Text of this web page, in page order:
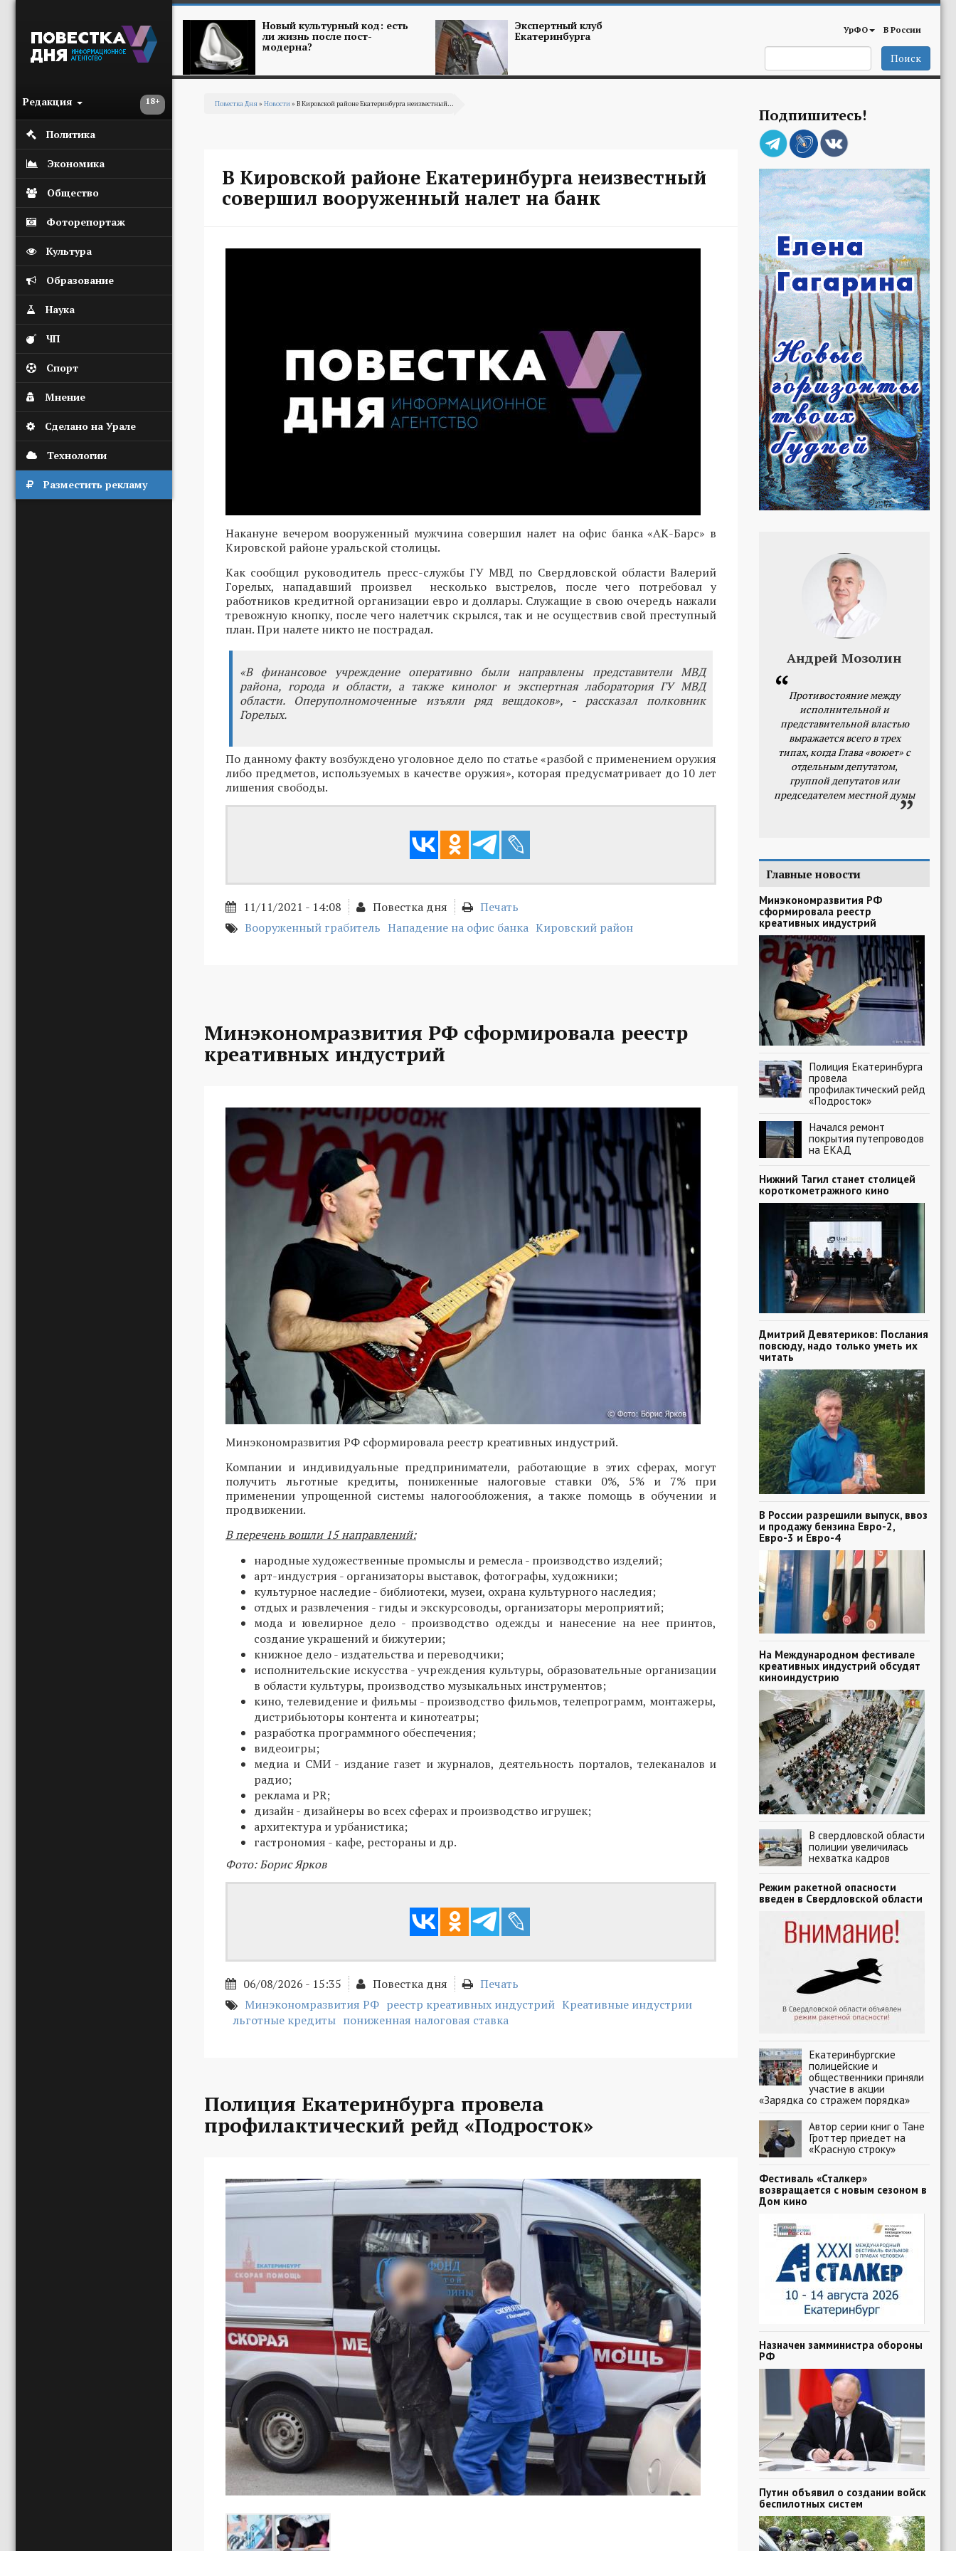
18+
Редакция
Политика
Экономика
Общество
Фоторепортаж
Культура
Образование
Наука
ЧП
Спорт
Мнение
Сделано на Урале
Технологии
Разместить рекламу
Новый культурный код: есть
ли жизнь после пост-
модерна?
Экспертный клуб
Екатеринбурга УрФО В России
Поиск
Повестка Дня» Новости» В Кировской районе Екатеринбурга неизвестный...
В Кировской районе Екатеринбурга неизвестный
совершил вооруженный налет на банк
Накануне вечером вооруженный мужчина совершил налет на офис банка «АК-Барс» в
Кировской районе уральской столицы.
Как сообщил руководитель пресс-службы ГУ МВД по Свердловской области Валерий
Горелых, нападавший произвел несколько выстрелов, после чего потребовал у
работников кредитной организации евро и доллары. Служащие в свою очередь нажали
тревожную кнопку, после чего налетчик скрылся, так и не осуществив свой преступный
план. При налете никто не пострадал.
«В финансовое учреждение оперативно были направлены представители МВД
района, города и области, а также кинолог и экспертная лаборатория ГУ МВД
области. Оперуполномоченные изъяли ряд вещдоков», - рассказал полковник
Горелых.
По данному факту возбуждено уголовное дело по статье «разбой с применением оружия
либо предметов, используемых в качестве оружия», которая предусматривает до 10 лет
лишения свободы.
11/11/2021 - 14:08 Повестка дня
Печать
Вооруженный грабитель Нападение на офис банка Кировский район
Минэкономразвития РФ сформировала реестр
креативных индустрий
Минэкономразвития РФ сформировала реестр креативных индустрий.
Компании и индивидуальные предприниматели, работающие в этих сферах, могут
получить льготные кредиты, пониженные налоговые ставки 0%, 5% и 7% при
применении упрощенной системы налогообложения, а также помощь в обучении и
продвижении.
В перечень вошли 15 направлений:
народные художественные промыслы и ремесла - производство изделий;
арт-индустрия - организаторы выставок, фотографы, художники;
культурное наследие - библиотеки, музеи, охрана культурного наследия;
отдых и развлечения - гиды и экскурсоводы, организаторы мероприятий;
мода и ювелирное дело - производство одежды и нанесение на нее принтов,
создание украшений и бижутерии;
книжное дело - издательства и переводчики;
исполнительские искусства - учреждения культуры, образовательные организации
в области культуры, производство музыкальных инструментов;
кино, телевидение и фильмы - производство фильмов, телепрограмм, монтажеры,
дистрибьюторы контента и кинотеатры;
разработка программного обеспечения;
видеоигры;
медиа и СМИ - издание газет и журналов, деятельность порталов, телеканалов и
радио;
реклама и PR;
дизайн - дизайнеры во всех сферах и производство игрушек;
архитектура и урбанистика;
гастрономия - кафе, рестораны и др.
Фото: Борис Ярков
06/08/2026 - 15:35 Повестка дня
Печать
Минэкономразвития РФ реестр креативных индустрий Креативные индустрии
льготные кредиты пониженная налоговая ставка
Полиция Екатеринбурга провела
профилактический рейд «Подросток»
Подпишитесь!
Андрей Мозолин
Противостояние между
исполнительной и
представительной властью
выражается всего в трех
типах, когда Глава «воюет» с
отдельным депутатом,
группой депутатов или
председателем местной думы
Главные новости
Минэкономразвития РФ
сформировала реестр
креативных индустрий
Полиция Екатеринбурга
провела
профилактический рейд
«Подросток»
Начался ремонт
покрытия путепроводов
на ЕКАД
Нижний Тагил станет столицей
короткометражного кино
Дмитрий Девятериков: Послания
повсюду, надо только уметь их
читать
В России разрешили выпуск, ввоз
и продажу бензина Евро-2,
Евро-3 и Евро-4
На Международном фестивале
креативных индустрий обсудят
киноиндустрию
В свердловской области
полиции увеличилась
нехватка кадров
Режим ракетной опасности
введен в Свердловской области
Екатеринбургские
полицейские и
общественники приняли
участие в акции
«Зарядка со стражем порядка»
Автор серии книг о Тане
Гроттер приедет на
«Красную строку»
Фестиваль «Сталкер»
возвращается с новым сезоном в
Дом кино
Назначен замминистра обороны
РФ
Путин объявил о создании войск
беспилотных систем